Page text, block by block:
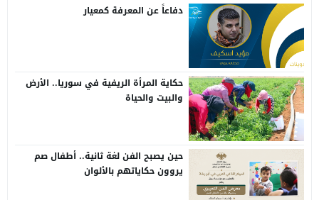
دفاعاً عن المعرفة كمعيار
حكاية المرأة الريفية في سوريا.. الأرض
والبيت والحياة
حين يصبح الفن لغة ثانية.. أطفال صم
يروون حكاياتهم بالألوان